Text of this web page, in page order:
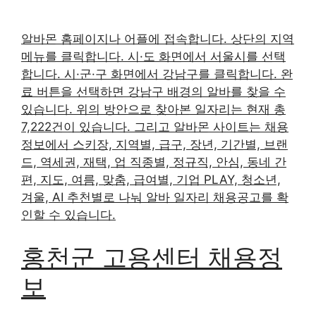
알바몬 홈페이지나 어플에 접속합니다. 상단의 지역
메뉴를 클릭합니다. 시·도 화면에서 서울시를 선택
합니다. 시·군·구 화면에서 강남구를 클릭합니다. 완
료 버튼을 선택하면 강남구 배경의 알바를 찾을 수
있습니다. 위의 방안으로 찾아본 일자리는 현재 총
7,222건이 있습니다. 그리고 알바몬 사이트는 채용
정보에서 스키장, 지역별, 급구, 장년, 기간별, 브랜
드, 역세권, 재택, 업 직종별, 정규직, 안심, 동네 간
편, 지도, 여름, 맞춤, 급여별, 기업 PLAY, 청소년,
겨울, AI 추천별로 나눠 알바 일자리 채용공고를 확
인할 수 있습니다.
홍천군 고용센터 채용정
보